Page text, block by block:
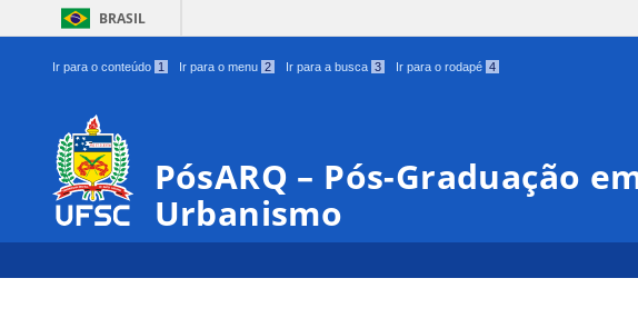
BRASIL
Ir para o conteúdo 1 Ir para o menu 2 Ir para a busca 3 Ir para o rodapé 4
PósARQ – Pós-Graduação
Urbanismo